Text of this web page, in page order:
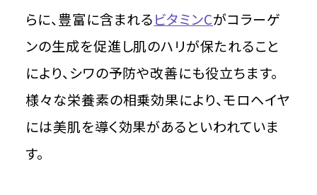
らに、豊富に含まれるビタミンCがコラーゲ
ンの生成を促進し肌のハリが保たれること
により、シワの予防や改善にも役立ちます。
様々な栄養素の相乗効果により、モロヘイヤ
には美肌を導く効果があるといわれていま
す。